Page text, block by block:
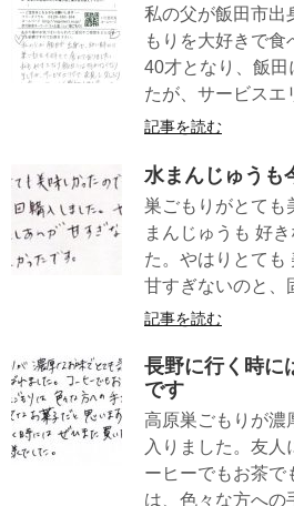
私の父が飯田市出
もりを大好きで食
40才となり、飯田
たが、サービスエ
記事を読む
水まんじゅうも
巣ごもりがとても
まんじゅうも 好
た。やはりとても
甘すぎないのと、
記事を読む
長野に行く時に
です
高原巣ごもりが濃
入りました。友人
ーヒーでもお茶で
は、色々な方への